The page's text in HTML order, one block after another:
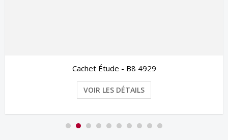
Cachet Étude - B8 4929
VOIR LES DÉTAILS